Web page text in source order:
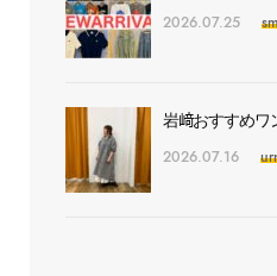
2026.07.25
岩﨑おすすめワ
2026.07.16